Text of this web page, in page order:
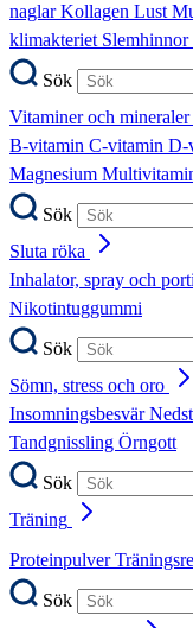
naglarKollagen Lust
klimakteriet Slemhinnor
Sök
Vitaminer och mineraler
B-vitamin C-vitamin D-
Magnesium
Sök
Sluta röka
Inhalator, spray och
Nikotintuggummi
Sök
Sömn, stress och oro
Insomningsbesvär
Tandgnissling Örngott
Sök
Träning
Proteinpulver
Sök